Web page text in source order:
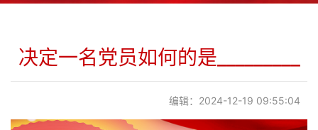
杂志
团体标准
党建阵地
决定一名党员如何的是_________
编辑：2024-12-19 09:55:04